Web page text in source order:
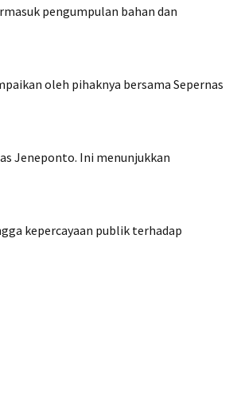
pengumpulan bahan dan
oleh pihaknya bersama Sepernas
Jeneponto. Ini menunjukkan
kepercayaan publik terhadap